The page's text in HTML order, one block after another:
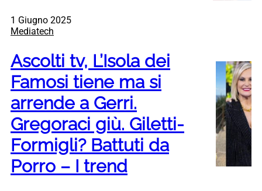
1 Giugno 2025
Mediatech
Ascolti tv, L’Isola dei
Famosi tiene ma si
arrende a Gerri.
Gregoraci giù. Giletti-
Formigli? Battuti da
Porro – I trend